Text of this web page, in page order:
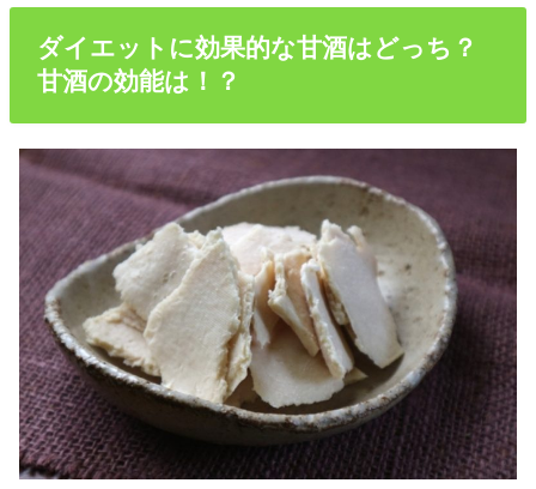
ダイエットに効果的な甘酒はどっち？
甘酒の効能は！？